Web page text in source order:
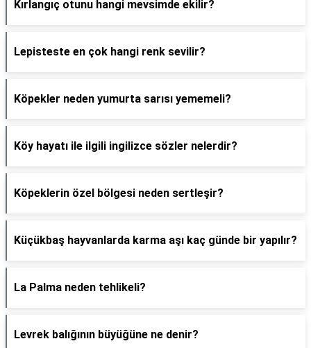
Kırlangıç otunu hangi mevsimde ekilir?
Lepisteste en çok hangi renk sevilir?
Köpekler neden yumurta sarısı yememeli?
Köy hayatı ile ilgili ingilizce sözler nelerdir?
Köpeklerin özel bölgesi neden sertleşir?
Küçükbaş hayvanlarda karma aşı kaç günde bir yapılır?
La Palma neden tehlikeli?
Levrek balığının büyüğüne ne denir?